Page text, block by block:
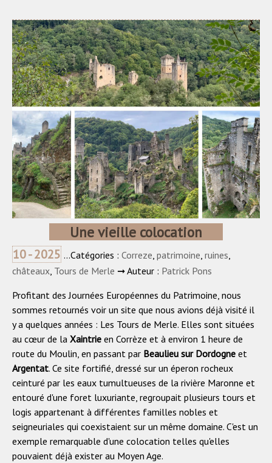
Une vieille colocation
10 - 2025 ...Catégories : Correze, patrimoine, ruines,
châteaux, Tours de Merle ➞ Auteur : Patrick Pons
Profitant des Journées Européennes du Patrimoine, nous
sommes retournés voir un site que nous avions déjà visité il
y a quelques années : Les Tours de Merle. Elles sont situées
au cœur de la Xaintrie en Corrèze et à environ 1 heure de
route du Moulin, en passant par Beaulieu sur Dordogne et
Argentat. Ce site fortifié, dressé sur un éperon rocheux
ceinturé par les eaux tumultueuses de la rivière Maronne et
entouré d'une foret luxuriante, regroupait plusieurs tours et
logis appartenant à différentes familles nobles et
seigneuriales qui coexistaient sur un même domaine. C'est un
exemple remarquable d'une colocation telles qu'elles
pouvaient déjà exister au Moyen Age.